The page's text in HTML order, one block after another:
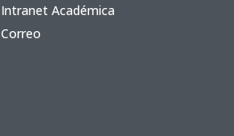
Intranet Académica
Correo